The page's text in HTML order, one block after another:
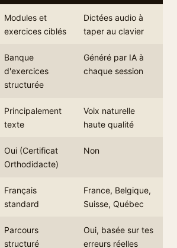
Modules et
exercices ciblés
Dictées audio à
taper au clavier
Banque
d'exercices
structurée
Généré par IA à
chaque session
Principalement
texte
Voix naturelle
haute qualité
Oui (Certificat
Orthodidacte)
Non
Français
standard
France, Belgique,
Suisse, Québec
Parcours
structuré
Oui, basée sur tes
erreurs réelles